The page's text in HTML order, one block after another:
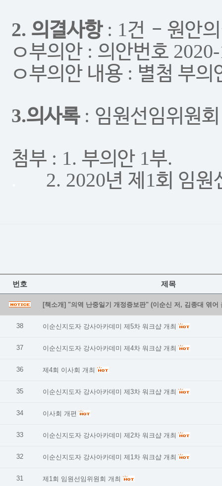
2. 의결사항 : 1건 - 원안
ㅇ부의안 : 의안번호
ㅇ부의안 내용 : 별첨 부의
3.의사록 : 임원선임위원
첨부 : 1. 부의안 1부.
2. 2020년 제 1회 임원
번호 제목
[책소개] "의역 난중일기 개정증보판" (이순신 저, 김종대 엮어
38 이순신지도자 강사아카데미 제5차 워크샵 개최
37 이순신지도자 강사아카데미 제4차 워크샵 개최
36 제4회 이사회 개최
35 이순신지도자 강사아카데미 제3차 워크샵 개최
34 이사회 개편
33 이순신지도자 강사아카데미 제2차 워크샵 개최
32 이순신지도자 강사아카데미 제1차 워크샵 개최
31 제1회 임원선임위원회 개최